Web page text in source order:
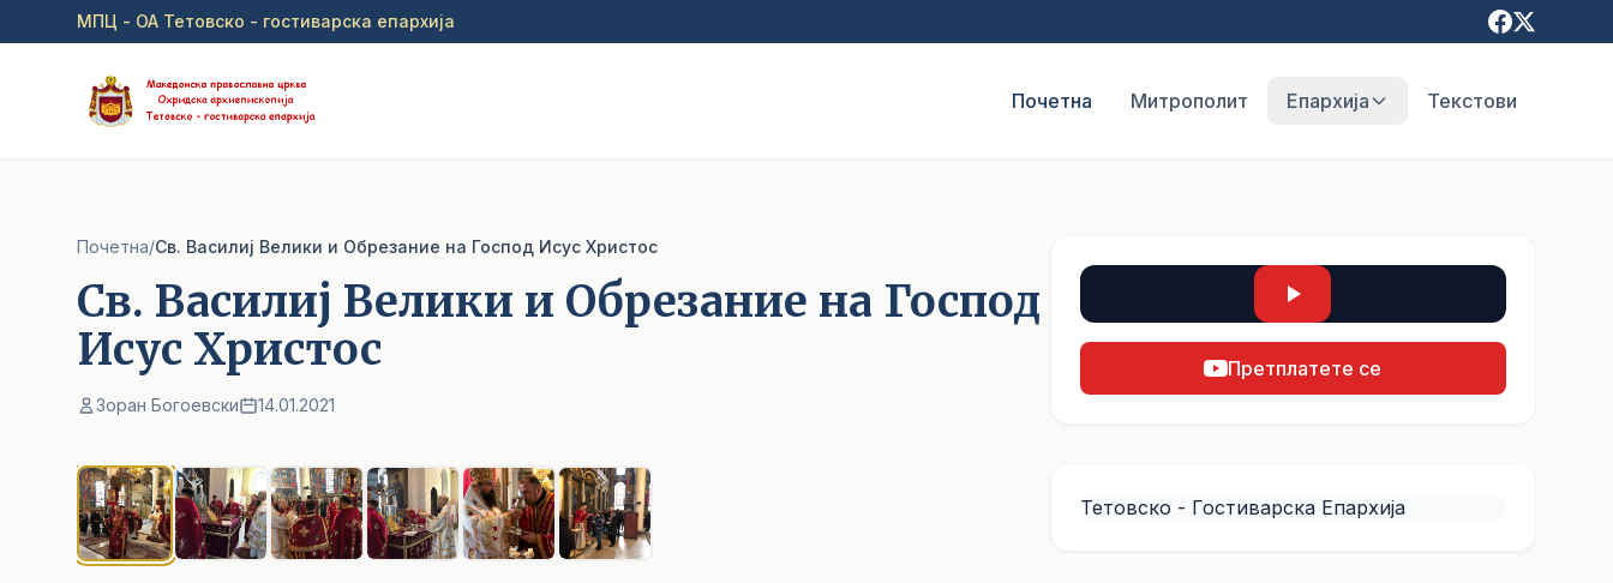
Прејди на главна содржина
МПЦ - ОА Тетовско - гостиварска епархија
Почетна Митрополит Епархија Текстови
Почетна/Св. Василиј Велики и Обрезание на Господ Исус Христос
Св. Василиј Велики и Обрезание на Господ
Исус Христос
Зоран Богоевски 14.01.2021
Претплатете се
Тетовско - Гостиварска Епархија